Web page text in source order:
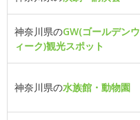
神奈川県のGW(ゴールデンウ
ィーク)観光スポット
神奈川県の水族館・動物園